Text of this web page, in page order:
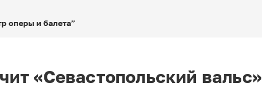
оперы и балета”
«Севастопольский вальс»